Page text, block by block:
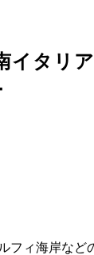
イタリ
フィ海岸など